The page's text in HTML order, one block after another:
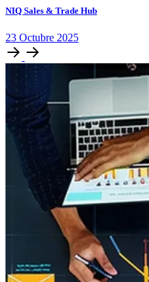
NIQ Sales & Trade Hub
23 Octubre 2025